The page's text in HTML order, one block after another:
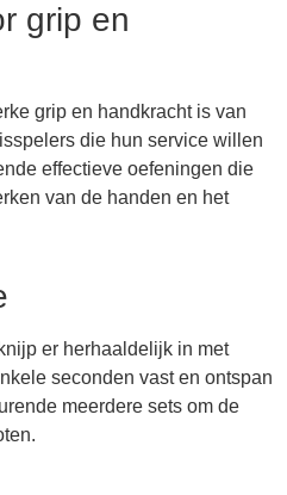
grip en
grip en handkracht is van
die hun service willen
effectieve oefeningen die
van de handen en het
er herhaaldelijk in met
seconden vast en ontspan
meerdere sets om de